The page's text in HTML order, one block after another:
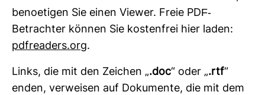
benoe­tigen Sie einen Viewer. Freie PDF-​
Betrachter können Sie kos­ten­frei hier laden:
pdfrea­ders.org.
Links, die mit den Zei­chen „.doc“ oder „.rtf“
enden, ver­weisen auf Doku­mente, die mit dem